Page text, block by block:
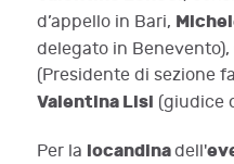
d’appello in Bari,
delegato in Benevento),
(Presidente di sezione
Valentina Lisi (giudice
Per la locandinadell'